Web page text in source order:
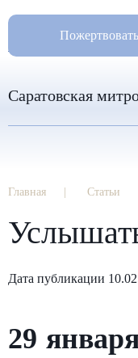
Пожертвовать
8 960 346 31 04
info-sar@mail.ru
Саратовская
Главная Статьи
Дата публикации
29